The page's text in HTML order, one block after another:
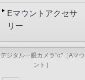
Eマウントアクセサ
リー
デジタル一眼カメラ"α"［Aマウ
ント］